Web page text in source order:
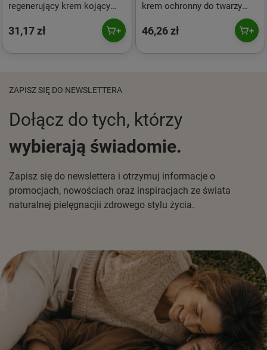
regenerujący krem kojący
31,17 zł
krem ochronny do twarzy
46,26 zł
ZAPISZ SIĘ DO NEWSLETTERA
Dołącz do tych, którzy
wybierają świadomie.
Zapisz się do newslettera i otrzymuj informacje o
promocjach, nowościach oraz inspiracjach ze świata
naturalnej pielęgnacjii zdrowego stylu życia.